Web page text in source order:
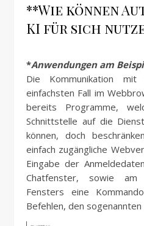
**Wie können
KI für sich
*Anwendungen am
Die Kommunikation
einfachsten Fall im
bereits Programme,
Schnittstelle auf die
können, doch
einfach zugängliche
Eingabe der
Chatfenster, sowie
Fensters eine
Befehlen, den